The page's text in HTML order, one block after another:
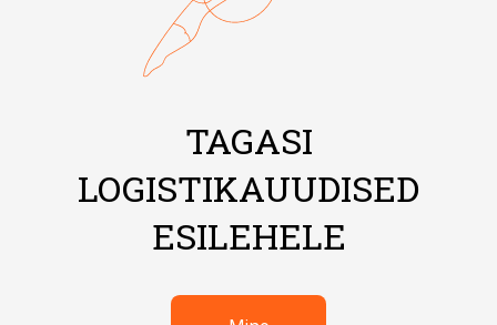
TAGASI
LOGISTIKAUUDISED
ESILEHELE